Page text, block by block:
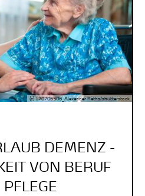
(c) 170706506_Alexander Raths/shutterstock
DEMENZ -
VON BERUF